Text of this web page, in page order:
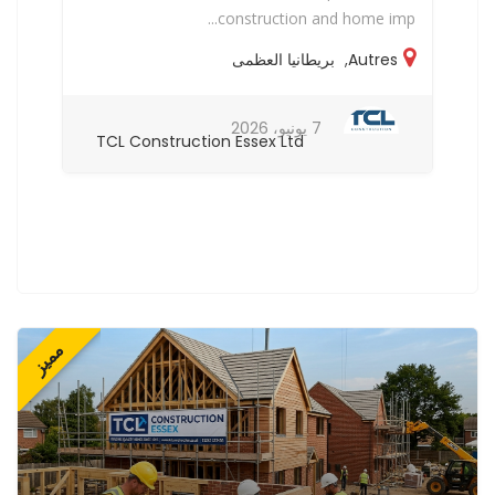
construction and home imp...
Autres
, بريطانيا العظمى
TCL Construction Essex Ltd
7 يونيو، 2026
مميز